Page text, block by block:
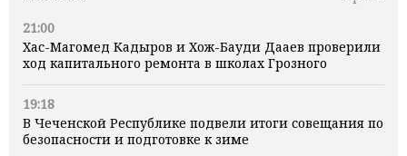
21:00
Хас-Магомед Кадыров и Хож-Бауди Дааев проверили
ход капитального ремонта в школах Грозного
19:18
В Чеченской Республике подвели итоги совещания по
безопасности и подготовке к зиме